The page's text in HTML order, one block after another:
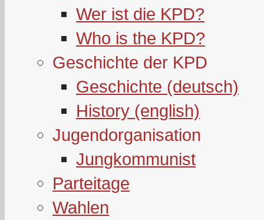
Wer ist die KPD?
Who is the KPD?
Geschichte der KPD
Geschichte (deutsch)
History (english)
Jugendorganisation
Jungkommunist
Parteitage
Wahlen